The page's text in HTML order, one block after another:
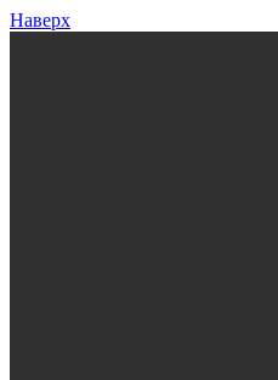
Наверх